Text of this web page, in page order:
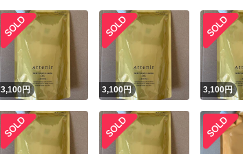
3,100円 3,100円 3,100円